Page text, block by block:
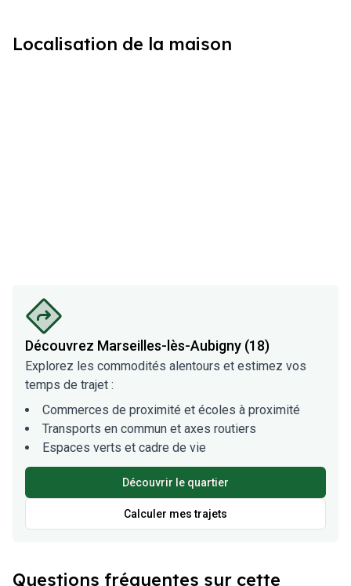
Localisation de la maison
Découvrez Marseilles-lès-Aubigny (18)
Explorez les commodités alentours et estimez vos
temps de trajet :
Commerces de proximité et écoles à proximité
Transports en commun et axes routiers
Espaces verts et cadre de vie
Découvrir le quartier
Calculer mes trajets
Questions fréquentes sur cette